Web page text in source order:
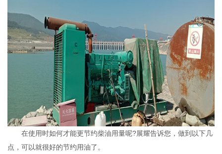
在使用时如何才能更节约柴油用量呢?展耀告诉您，做到以下几
点，可以就很好的节约用油了。